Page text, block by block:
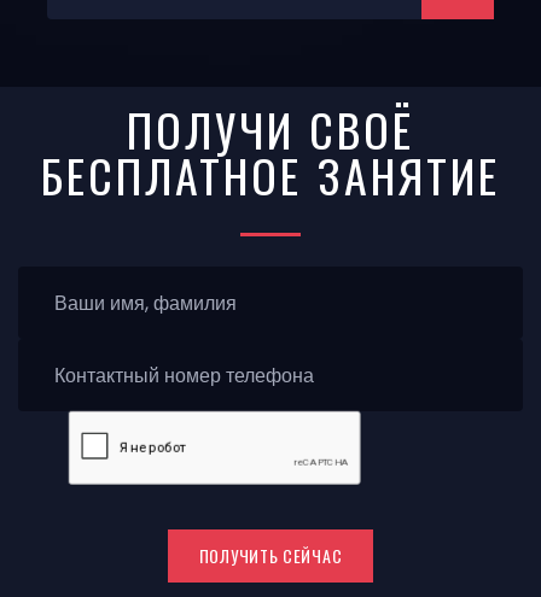
ПОЛУЧИ СВОЁ
БЕСПЛАТНОЕ ЗАНЯТИЕ
ПОЛУЧИТЬ СЕЙЧАС